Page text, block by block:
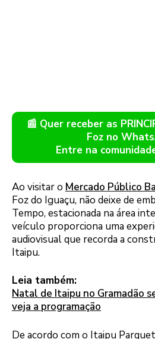
📰 Quer receber as
Foz no
Entre na
Ao visitar o Mercado Público
Foz do Iguaçu, não deixe de
Tempo, estacionada na área
veículo proporciona uma
audiovisual que recorda a
Itaipu.
Leia também:
Natal de Itaipu no Gramadão
veja a programação
De acordo com o Itaipu